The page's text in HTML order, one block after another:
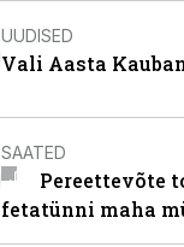
UUDISED
Vali Aasta
SAATED
Pereettevõte
fetatünni maha